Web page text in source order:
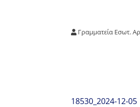
Γραμματεία Εσωτ.
18530_2024-12-05